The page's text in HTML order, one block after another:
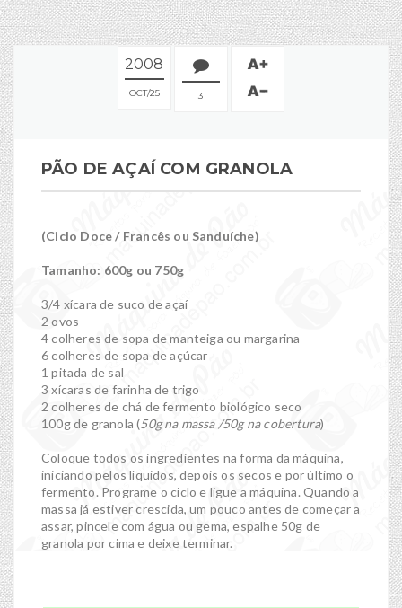
2008
OCT 25 3
PÃO DE AÇAÍ COM GRANOLA
(Ciclo Doce / Francês ou Sanduíche)
Tamanho: 600g ou 750g
3/4 xícara de suco de açaí
2 ovos
4 colheres de sopa de manteiga ou margarina
6 colheres de sopa de açúcar
1 pitada de sal
3 xícaras de farinha de trigo
2 colheres de chá de fermento biológico seco
100g de granola (50g na massa /50g na cobertura)
Coloque todos os ingredientes na forma da máquina,
iniciando pelos líquidos, depois os secos e por último o
fermento. Programe o ciclo e ligue a máquina. Quando a
massa já estiver crescida, um pouco antes de começar a
assar, pincele com água ou gema, espalhe 50g de
granola por cima e deixe terminar.